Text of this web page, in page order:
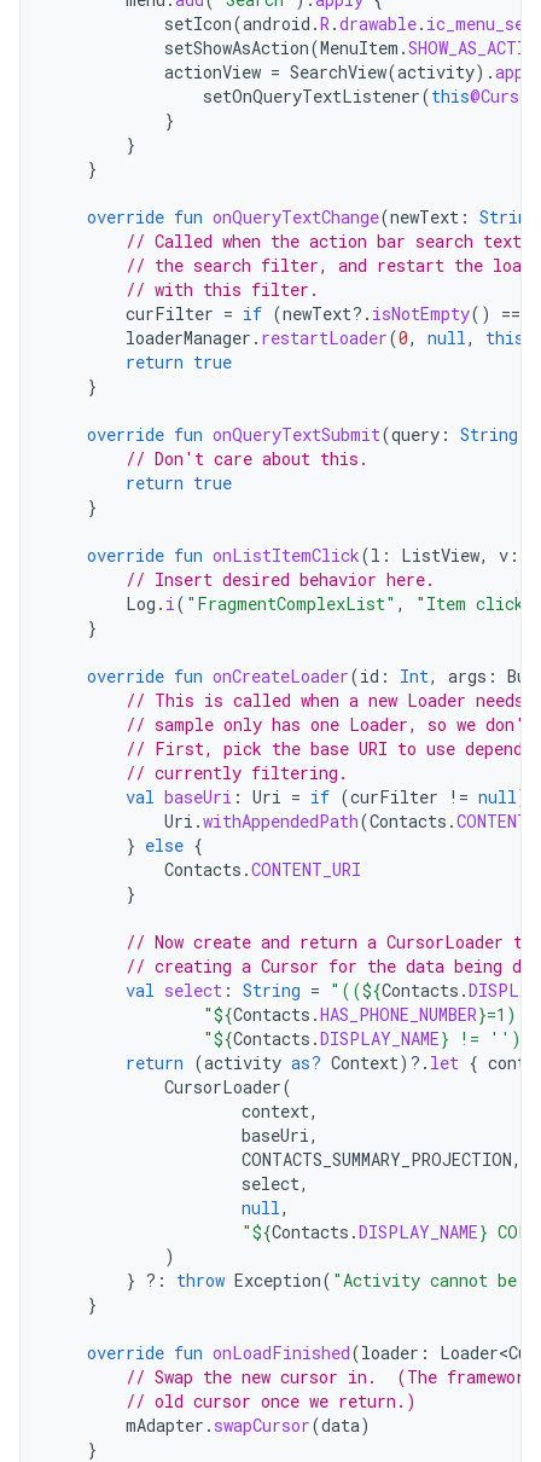
setIcon(android .R .drawable.
setShowAsAction(MenuItem .
actionView = SearchView(activity).
setOnQueryTextListener(this
}
}
}
override fun onQueryTextChange(newText :
// Called when the action bar search text
// the search filter, and restart the
// with this filter.
curFilter = if (newText?. isNotEmpty() ==
loaderManager . restartLoader(0, null, this
return true
}
override fun onQueryTextSubmit(query : String
// Don't care about this.
return true
}
override fun onListItemClick(l : ListView, v :
// Insert desired behavior here.
Log . i( "FragmentComplexList" ,
"Item
}
override fun onCreateLoader(id : Int, args :
// This is called when a new Loader
// sample only has one Loader, so we
// First, pick the base URI to use
// currently filtering.
val baseUri : Uri = if (curFilter != null)
Uri .withAppendedPath(Contacts .
} else {
Contacts .CONTENT_URI
}
// Now create and return a CursorLoader
// creating a Cursor for the data being
val select : String = "((${Contacts .
"${Contacts .HAS_PHONE_NUMBER}=1)
"${Contacts .DISPLAY_NAME} !=
return (activity as? Context) ?. let {
CursorLoader(
context,
baseUri,
CONTACTS_SUMMARY_PROJECTION,
select,
null,
"${Contacts .DISPLAY_NAME}
)
} ?: throw Exception( "Activity cannot be
}
override fun onLoadFinished(loader :
// Swap the new cursor in.  (The
// old cursor once we return.)
mAdapter . swapCursor(data)
}